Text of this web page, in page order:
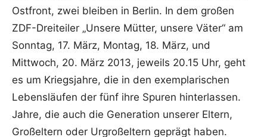
Ostfront, zwei bleiben in Berlin. In dem großen
ZDF-Dreiteiler „Unsere Mütter, unsere Väter“ am
Sonntag, 17. März, Montag, 18. März, und
Mittwoch, 20. März 2013, jeweils 20.15 Uhr, geht
es um Kriegsjahre, die in den exemplarischen
Lebensläufen der fünf ihre Spuren hinterlassen.
Jahre, die auch die Generation unserer Eltern,
Großeltern oder Urgroßeltern geprägt haben.